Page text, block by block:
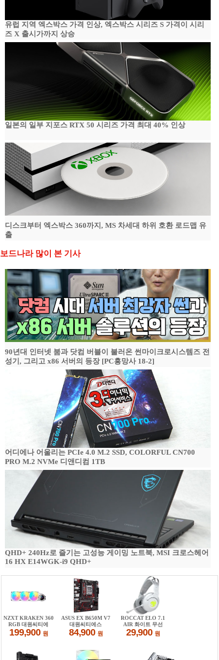
유럽 지역 엑스박스 가격 인상, 엑스박스 시리즈 S 가격이 시리
즈 X 출시가까지 상승
일본의 일부 지포스 RTX 50 시리즈 가격 최대 40% 인상
디스크부터 엑스박스 360까지, MS 차세대 하위 호환 로드맵 유
출
보드나라 많이 본 기사
90년대 인터넷 붐과 닷컴 버블이 불러온 썬마이크로시스템즈 전
성기, 그리고 x86 서버의 등장 [PC흥망사 18-2]
어디에나 어울리는 PCIe 4.0 M.2 SSD, COLORFUL CN700
PRO M.2 NVMe 디앤디컴 1TB
QHD+ 240Hz로 즐기는 고성능 게이밍 노트북, MSI 크로스헤어
16 HX E14WGK-i9 QHD+